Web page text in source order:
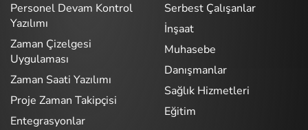
Personel Devam Kontrol
Yazılımı
Zaman Çizelgesi
Uygulaması
Zaman Saati Yazılımı
Proje Zaman Takipçisi
Entegrasyonlar
Serbest Çalışanlar
İnşaat
Muhasebe
Danışmanlar
Sağlık Hizmetleri
Eğitim